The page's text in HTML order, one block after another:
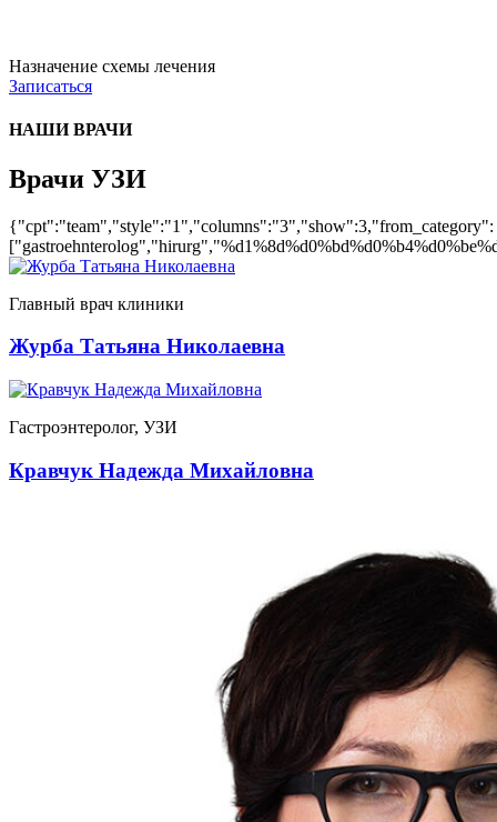
Назначение схемы лечения
Записаться
НАШИ ВРАЧИ
Врачи УЗИ
{"cpt":"team","style":"1","columns":"3","show":3,"from_category":
Главный врач клиники
Журба Татьяна Николаевна
Гастроэнтеролог, УЗИ
Кравчук Надежда Михайловна